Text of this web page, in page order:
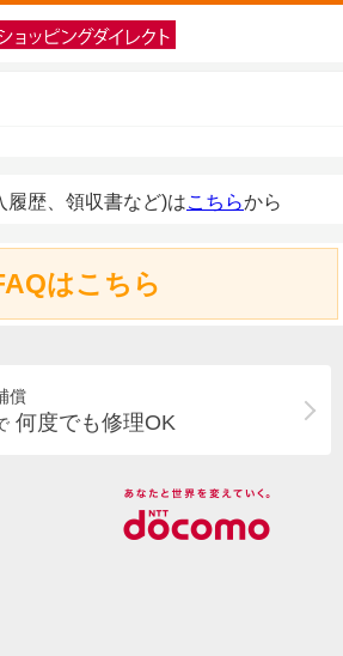
履歴、領収書など)はこちらから
はこちら
償
何度でも修理OK